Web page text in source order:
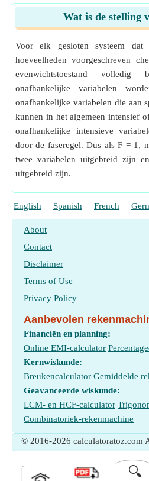
Wat is de stelling
Voor elk gesloten systeem
hoeveelheden voorgeschreven
evenwichtstoestand volledig
onafhankelijke variabelen
onafhankelijke variabelen die aan
kunnen in het algemeen intensief
onafhankelijke intensieve
door de faseregel. Dus als F = 1,
twee variabelen uitgebreid zijn
uitgebreid zijn.
English Spanish French
About
Contact
Disclaimer
Terms of Use
Privacy Policy
Aanbevolen
Financiën en planning:
Online EMI-calculator
Kernwiskunde:
Breukencalculator Gemiddelde
Geavanceerde wiskunde:
LCM- en HCF-calculator
Combinatoriek-rekenmachine
© 2016-2026 calculatoratoz.com
🔍